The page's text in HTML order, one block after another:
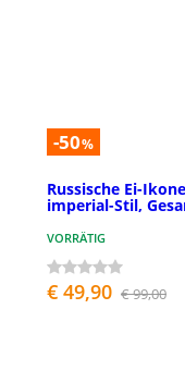
-50%
Russische Ei-
imperial-Stil,
VORRÄTIG
€ 49,90 € 99,00